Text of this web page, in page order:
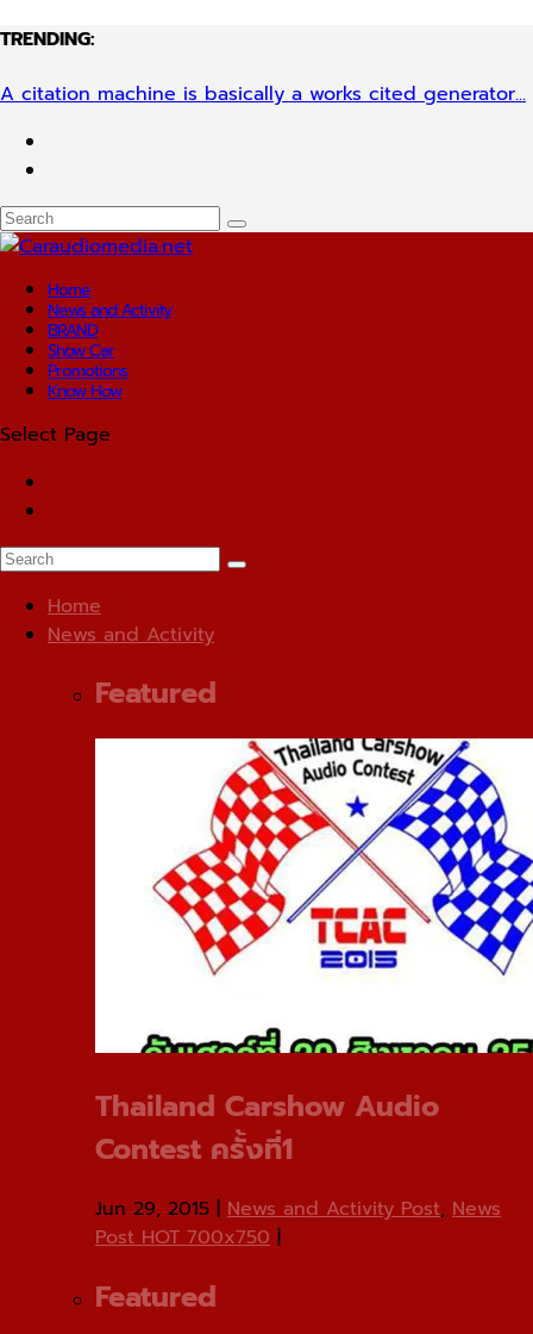
TRENDING:
A citation machine is basically a works cited generator...
Home
News and Activity
BRAND
Show Car
Promotions
Know How
Select Page
Home
News and Activity
Featured
Thailand Carshow Audio
Contest ครั้งที่1
Jun 29, 2015 | News and Activity Post, News
Post HOT 700x750 |
Featured